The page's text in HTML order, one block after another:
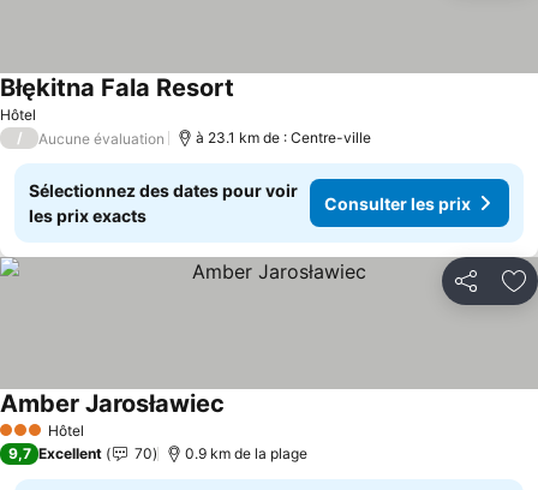
Hôtel
Błękitna Fala Resort
/ Aucune évaluation à 23.1 km de : Centre-ville
Sélectionnez des dates pour voir
les prix exacts
Consulter les prix
Partager
3 ÉtoilesHôtel
Amber Jarosławiec
9,7 Excellent 70 0.9 km de la plage